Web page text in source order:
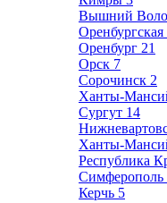
Вышний
Оренбургская
Оренбург 21
Орск 7
Сорочинск 2
Ханты-
Сургут 14
Ханты-
Республика
Симферополь
Керчь 5